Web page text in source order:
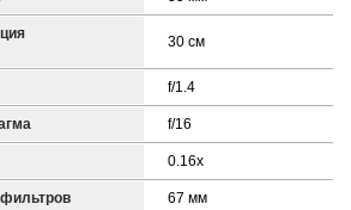
30 см
f/1.4
f/16
0.16x
67 мм